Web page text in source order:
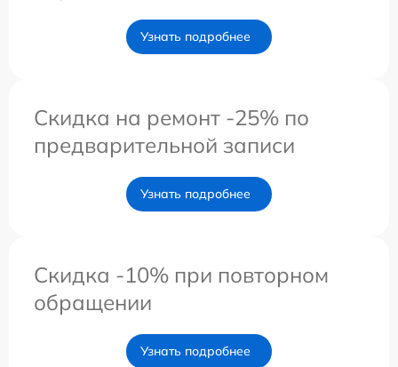
Узнать подробнее
Скидка на ремонт -25% по
предварительной записи
Узнать подробнее
Скидка -10% при повторном
обращении
Узнать подробнее